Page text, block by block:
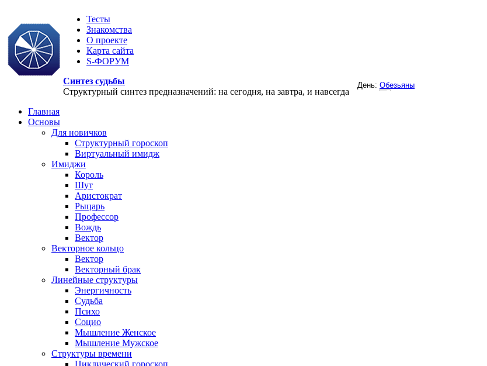
Тесты
Знакомства
О проекте
Карта сайта
S-ФОРУМ
Синтез судьбы
Структурный синтез предназначений: на сегодня, на завтра, и навсегда
Главная
Основы
Для новичков
Структурный гороскоп
Виртуальный имидж
Имиджи
Король
Шут
Аристократ
Рыцарь
Профессор
Вождь
Вектор
Векторное кольцо
Вектор
Векторный брак
Линейные структуры
Энергичность
Судьба
Психо
Социо
Мышление Женское
Мышление Мужское
Структуры времени
Циклический гороскоп